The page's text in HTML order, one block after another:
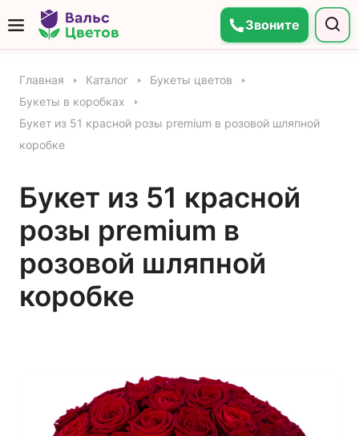
Звоните
Главная Каталог
Букеты цветов
Букеты в коробках
Букет из 51 красной розы premium в розовой шляпной
коробке
Букет из 51 красной
розы premium в
розовой шляпной
коробке